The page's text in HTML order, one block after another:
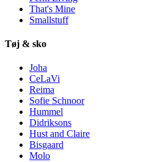
That's Mine
Smallstuff
Tøj & sko
Joha
CeLaVi
Reima
Sofie Schnoor
Hummel
Didriksons
Hust and Claire
Bisgaard
Molo